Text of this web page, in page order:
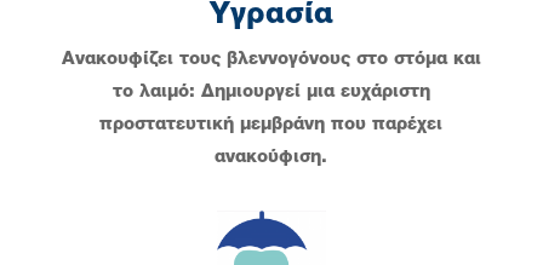
Υγρασία
Ανακουφίζει τους βλεννογόνους στο στόμα και
το λαιμό: Δημιουργεί μια ευχάριστη
προστατευτική μεμβράνη που παρέχει
ανακούφιση.